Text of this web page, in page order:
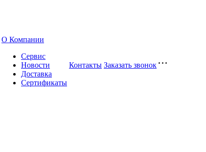
О Компании
Сервис
Новости
Доставка
Сертификаты
Контакты Заказать звонок